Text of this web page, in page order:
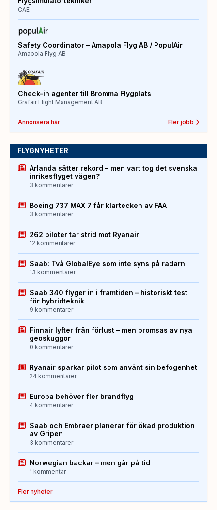
CAE
Safety Coordinator – Amapola Flyg AB / PopulAir
Amapola Flyg AB
Check-in agenter till Bromma Flygplats
Grafair Flight Management AB
Annonsera här Fler jobb
FLYGNYHETER
Arlanda sätter rekord – men vart tog det svenska
inrikesflyget vägen?
3 kommentarer
Boeing 737 MAX 7 får klartecken av FAA
3 kommentarer
262 piloter tar strid mot Ryanair
12 kommentarer
Saab: Två GlobalEye som inte syns på radarn
13 kommentarer
Saab 340 flyger in i framtiden – historiskt test
för hybridteknik
9 kommentarer
Finnair lyfter från förlust – men bromsas av nya
geoskuggor
0 kommentarer
Ryanair sparkar pilot som använt sin befogenhet
24 kommentarer
Europa behöver fler brandflyg
4 kommentarer
Saab och Embraer planerar för ökad produktion
av Gripen
3 kommentarer
Norwegian backar – men går på tid
1 kommentar
Fler nyheter